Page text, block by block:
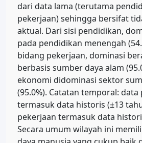
dari data lama (terutama
pekerjaan) sehingga bersifat
aktual. Dari sisi pendidikan,
pada pendidikan menengah
bidang pekerjaan, dominasi
berbasis sumber daya alam
ekonomi didominasi sektor
(95.0%). Catatan temporal:
termasuk data historis (±13
pekerjaan termasuk data
Secara umum wilayah ini